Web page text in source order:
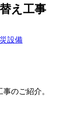
え工事
設備
のご紹介。